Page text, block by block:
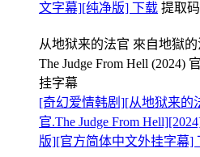
文字幕][纯净版] 下载 提取码
从地狱来的法官 來自地獄的
The Judge From Hell (2024)
挂字幕
[奇幻爱情韩剧][从地狱来的
官.The Judge From
版][官方简体中文外挂字幕]